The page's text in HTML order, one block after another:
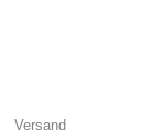
Versand